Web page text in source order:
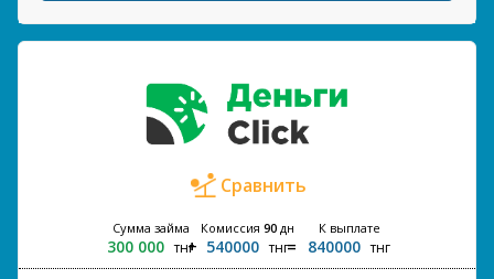
Сравнить
Сумма займа
300 000 тнг
Комиссия 90дн
540000 тнг
К выплате
840000 тнг